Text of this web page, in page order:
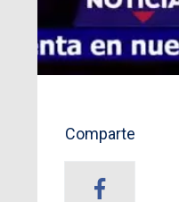
Comparte